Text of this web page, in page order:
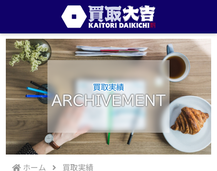
買取実績
ARCHIVEMENT
ホーム
買取実績